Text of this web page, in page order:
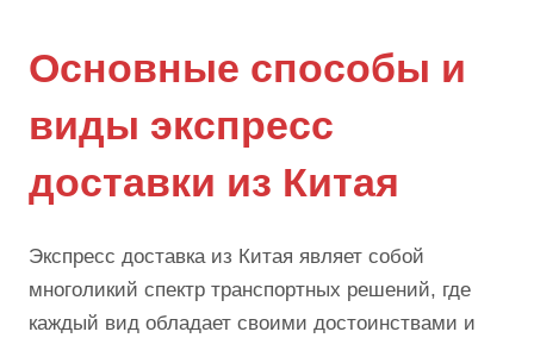
Основные способы и
виды экспресс
доставки из Китая
Экспресс доставка из Китая являет собой
многоликий спектр транспортных решений, где
каждый вид обладает своими достоинствами и